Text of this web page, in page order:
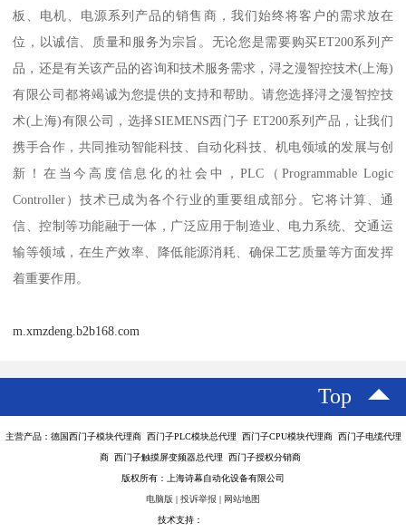
板、电机、电源系列产品的销售商，我们始终将客户的需求放在
位，以诚信、质量和服务为宗旨。无论您是需要购买ET200系列产
品，还是有关该产品的咨询和技术服务需求，浔之漫智控技术(上海)
有限公司都将竭诚为您提供的支持和帮助。请您选择浔之漫智控技
术(上海)有限公司，选择SIEMENS西门子 ET200系列产品，让我们
携手合作，共同推动智能科技、自动化科技、机电领域的发展与创
新！在当今高度信息化的社会中，PLC（Programmable Logic
Controller）技术已成为各个行业的重要组成部分。它将计算、通
信、控制等功能融于一体，广泛应用于制造业、电力系统、交通运
输等领域，在生产效率、降低能源消耗、确保工艺质量等方面发挥
着重要作用。
m.xmzdeng.b2b168.com
Top
主营产品：德国西门子模块代理商 西门子PLC模块总代理 西门子CPU模块代理商 西门子电缆代理
商 西门子触摸屏变频器总代理 西门子授权分销商
版权所有：上海诗幕自动化设备有限公司
电脑版 | 投诉举报 | 网站地图
技术支持：